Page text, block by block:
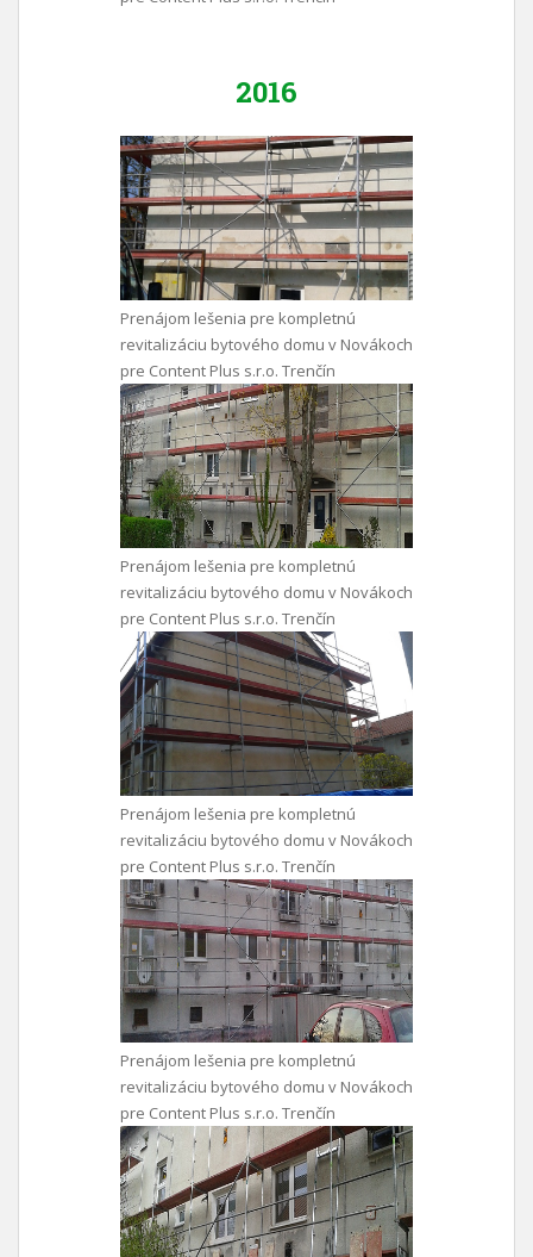
2016
Prenájom lešenia pre kompletnú
revitalizáciu bytového domu v Novákoch
pre Content Plus s.r.o. Trenčín
Prenájom lešenia pre kompletnú
revitalizáciu bytového domu v Novákoch
pre Content Plus s.r.o. Trenčín
Prenájom lešenia pre kompletnú
revitalizáciu bytového domu v Novákoch
pre Content Plus s.r.o. Trenčín
Prenájom lešenia pre kompletnú
revitalizáciu bytového domu v Novákoch
pre Content Plus s.r.o. Trenčín